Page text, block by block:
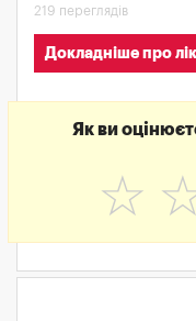
219 переглядів
Докладніше про
Як ви
☆